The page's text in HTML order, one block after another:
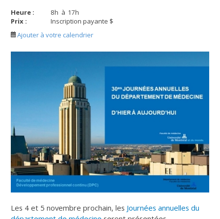
Heure : 8h à 17h
Prix :
Inscription payante $
Ajouter à votre calendrier
Les 4 et 5 novembre prochain, les Journées annuelles du